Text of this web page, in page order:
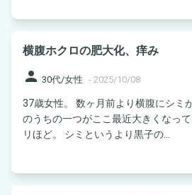
横腹ホクロの肥大化、痒み
person 30代/女性 - 2025/10/08
37歳女性。 数ヶ月前より横腹にシミ
のうちの一つがここ最近大きくなっ
リほど。 シミというより黒子の...